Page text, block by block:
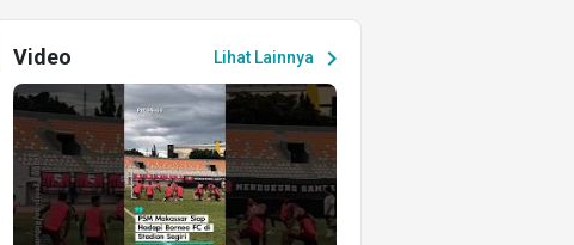
Lihat Lainnya chevron_right
Video